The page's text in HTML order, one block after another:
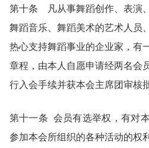
第十条 凡从事舞蹈创作、表演
舞蹈音乐、舞蹈美术的艺术人员
热心支持舞蹈事业的企业家，有
章程，由本人自愿申请经两名会
行入会手续并获本会主席团审核
第十一条 会员有选举权，有对
参加本会所组织的各种活动的权